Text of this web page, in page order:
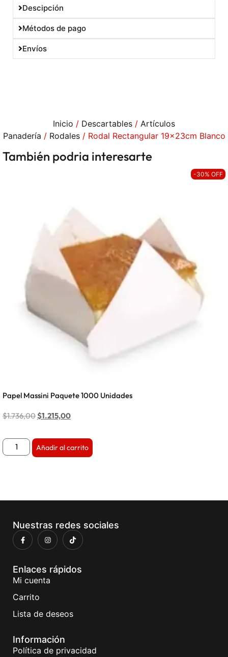
Descipción
Métodos de pago
Envíos
Inicio / Descartables / Artículos
Panadería / Rodales/ Rodal Rectangular 19x23cm Blanco
También podria interesarte
-30% OFF
Papel Massini Paquete 1000 Unidades
$1.736,00$1.215,00
Añadir al carrito
Nuestras redes sociales
Enlaces rápidos
Mi cuenta
Carrito
Lista de deseos
Información
Política de privacidad